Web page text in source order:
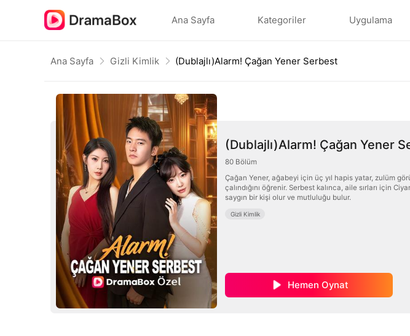
Ana Sayfa Kategoriler Uygulama
Ana Sayfa Gizli Kimlik (Dublajlı)Alarm! Çağan Yener Serbest
(Dublajlı)Alarm! Çağan Yener
80 Bölüm
Çağan Yener, ağabeyi için üç yıl hapis yatar, zulüm
çalındığını öğrenir. Serbest kalınca, aile sırları için
saygın bir kişi olur ve mutluluğu bulur.
Gizli Kimlik
Hemen Oynat